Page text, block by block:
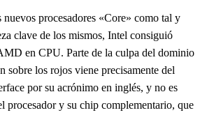
procesadores «Core» como tal y
clave de los mismos, Intel consiguió
en CPU. Parte de la culpa del dominio
sobre los rojos viene precisamente del
por su acrónimo en inglés, y no es
procesador y su chip complementario, que